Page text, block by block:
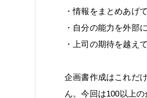
・情報をまとめあげ
・自分の能力を外部
・上司の期待を越え
企画書作成はこれだ
ん。今回は100以上